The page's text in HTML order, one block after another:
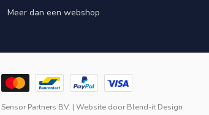
Meer dan een webshop
Sensor Partners BV. | Website doorBlend-it Design